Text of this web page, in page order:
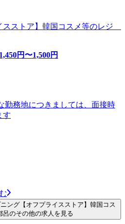
スストア】韓国コスメ等のレジ
円〜1,500円
勤務地につきましては、面接時
す
ング【オフプライスストア】韓国コス
呂のその他の求人を見る